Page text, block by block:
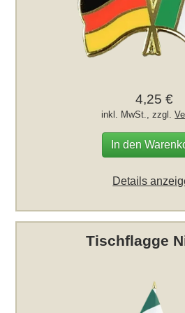
4,25 €
inkl. MwSt., zzgl.
In den
Details
Tischflagge